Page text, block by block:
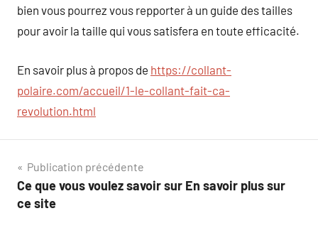
bien vous pourrez vous repporter à un guide des tailles
pour avoir la taille qui vous satisfera en toute efficacité.
En savoir plus à propos de https://collant-
polaire.com/accueil/1-le-collant-fait-ca-
revolution.html
Navigation
de
Publication précédente
Ce que vous voulez savoir sur En savoir plus sur
ce site